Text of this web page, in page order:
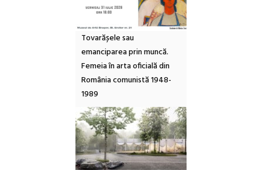
Tovarășele sau
emanciparea prin muncă.
Femeia în arta oficială din
România comunistă 1948-
1989